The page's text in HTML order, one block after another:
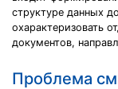
структуре данных
охарактеризовать
документов,
Проблема